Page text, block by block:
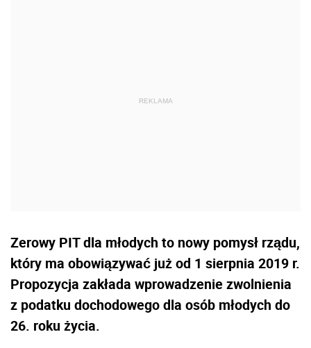
Zerowy PIT dla młodych to nowy pomysł rządu,
który ma obowiązywać już od 1 sierpnia 2019 r.
Propozycja zakłada wprowadzenie zwolnienia
z podatku dochodowego dla osób młodych do
26. roku życia.